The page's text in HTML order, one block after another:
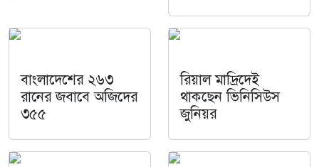
বাংলাদেশের ২৬৩
রানের জবাবে অজিদের
৩৫৫
রিয়াল মাদ্রিদেই
থাকছেন ভিনিসিউস
জুনিয়র